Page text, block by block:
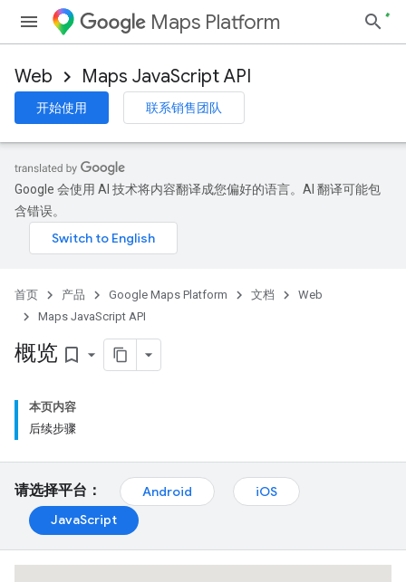
Maps Platform
Web Maps JavaScript API
开始使用 联系销售团队
Google 会使用 AI 技术将内容翻译成您偏好的语言。AI 翻译可能包
含错误。
首页 产品 Google Maps Platform 文档
Web
Maps JavaScript API
概览 bookmark_border
本页内容
后续步骤
请选择平台： Android
iOS
JavaScript